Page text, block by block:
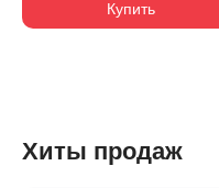
Купить
Хиты продаж